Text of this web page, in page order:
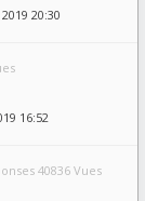
20:30
16:52
40836 Vues